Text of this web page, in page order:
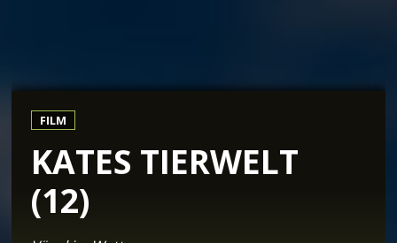
FILM
KATES TIERWELT
(12)